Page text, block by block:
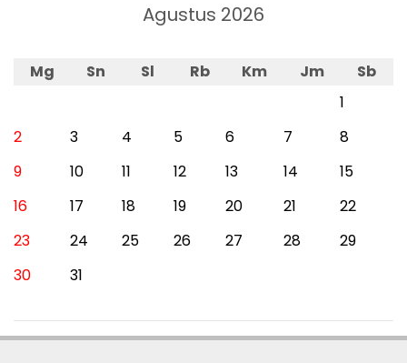
Agustus 2026
Mg Sn Sl Rb Km Jm
Sb
1
2
3 4 5 6 7
8
9
10 11 12 13 14
15
16
17 18 19 20 21
22
23
24 25 26 27 28
29
30
31